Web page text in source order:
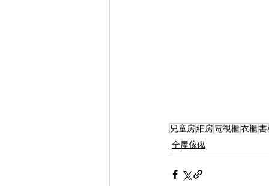
兒童房細房電視櫃衣櫃書
全屋傢俬